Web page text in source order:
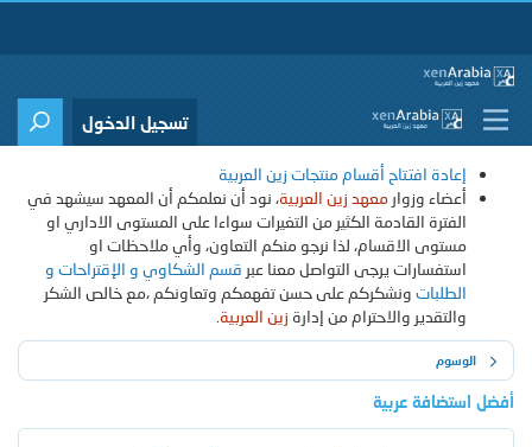
تسجيل الدخول
إعادة افتتاح أقسام منتجات زين العربية
أعضاء وزوار معهد زين العربية، نود أن نعلمكم أن المعهد سيشهد في
الفترة القادمة الكثير من التغيرات سواءا على المستوى الاداري او
مستوى الاقسام، لذا نرجو منكم التعاون، وأي ملاحظات او
استفسارات يرجى التواصل معنا عبر قسم الشكاوي و الإقتراحات و
الطلبات ونشكركم على حسن تفهمكم وتعاونكم ،مع خالص الشكر
والتقدير والاحترام من إدارة زين العربية
الوسوم
أفضل استضافة عربية